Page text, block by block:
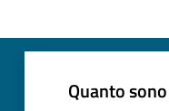
Quanto